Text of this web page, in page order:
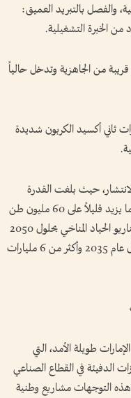
والفصل بالتبريد العميق:
الخبرة التشغيلية.
من الجاهزية وتدخل حالياً
ثاني أكسيد الكربون شديدة
حيث بلغت القدرة
التشغيلية العالمية لاحتجاز ثاني أكسيد الكربون ما يزيد قليلاً على 60 مليون طن
سنوياً حتى أواخر عام 2025. بينما يتطلب سيناريو الحياد المناخي بحلول 2050
وصول هذه القدرة إلى نحو 2.3 مليار طن بحلول عام 2035 وأكثر من 6 مليارات
طويلة الأمد، التي
غازات الدفيئة في القطاع الصناعي
بحلول 2050. وتدعم هذه التوجهات مشاريع وطنية